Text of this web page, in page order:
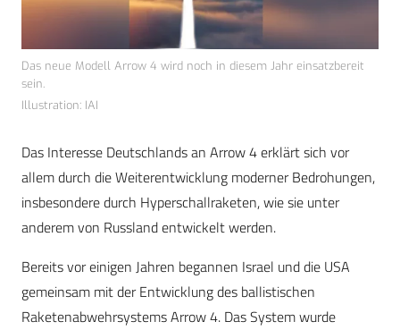
Das neue Modell Arrow 4 wird noch in diesem Jahr einsatzbereit
sein.
Illustration: IAI
Das Interesse Deutschlands an Arrow 4 erklärt sich vor
allem durch die Weiterentwicklung moderner Bedrohungen,
insbesondere durch Hyperschallraketen, wie sie unter
anderem von Russland entwickelt werden.
Bereits vor einigen Jahren begannen Israel und die USA
gemeinsam mit der Entwicklung des ballistischen
Raketenabwehrsystems Arrow 4. Das System wurde